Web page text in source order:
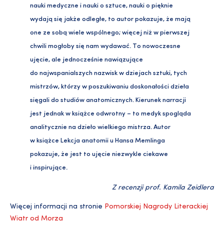
nauki medyczne i nauki o sztuce, nauki o pięknie
wydają się jakże odległe, to autor pokazuje, że mają
one ze sobą wiele wspólnego; więcej niż w pierwszej
chwili mogłoby się nam wydawać. To nowoczesne
ujęcie, ale jednocześnie nawiązujące
do najwspanialszych nazwisk w dziejach sztuki, tych
mistrzów, którzy w poszukiwaniu doskonałości dzieła
sięgali do studiów anatomicznych. Kierunek narracji
jest jednak w książce odwrotny – to medyk spogląda
analitycznie na dzieło wielkiego mistrza. Autor
w książce Lekcja anatomii u Hansa Memlinga
pokazuje, że jest to ujęcie niezwykle ciekawe
i inspirujące.
Z recenzji prof. Kamila Zeidlera
Więcej informacji na stronie Pomorskiej Nagrody Literackiej
Wiatr od Morza